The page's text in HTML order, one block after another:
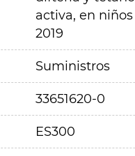
activa, en
2019
Suministros
33651620-0
ES300